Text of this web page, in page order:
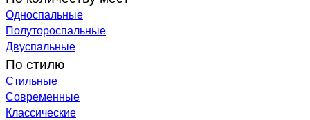
Односпальные
Полутороспальные
Двуспальные
По стилю
Стильные
Современные
Классические